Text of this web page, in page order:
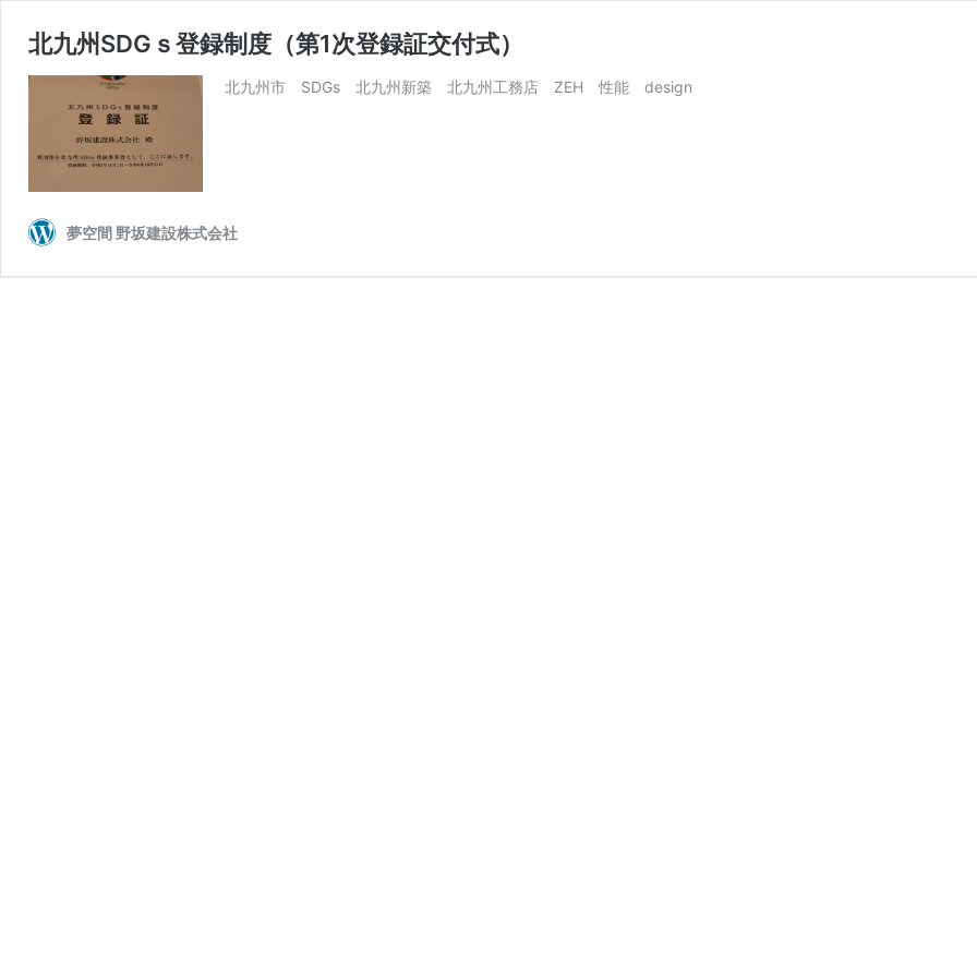
北九州SDGｓ登録制度（第1次登録証交付式）
北九州市 SDGs 北九州新築 北九州工務店 ZEH 性能 design
夢空間 野坂建設株式会社